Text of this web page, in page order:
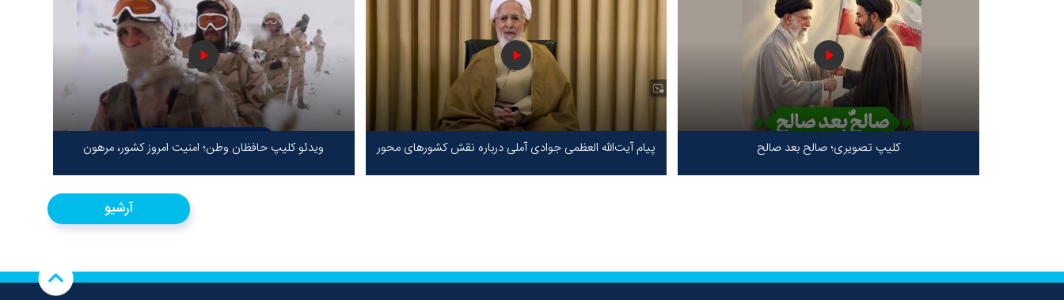
کلیپ تصویری؛ صالح بعد صالح پیام آیت‌الله العظمی جوادی آملی درباره نقش کشورهای محور ویدئو کلیپ حافظان وطن؛ امنیت امروز کشور، مرهون
آرشیو